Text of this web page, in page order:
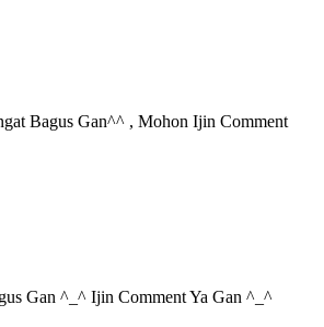
Bagus Gan^^ , Mohon Ijin Comment
Gan ^_^ Ijin Comment Ya Gan ^_^